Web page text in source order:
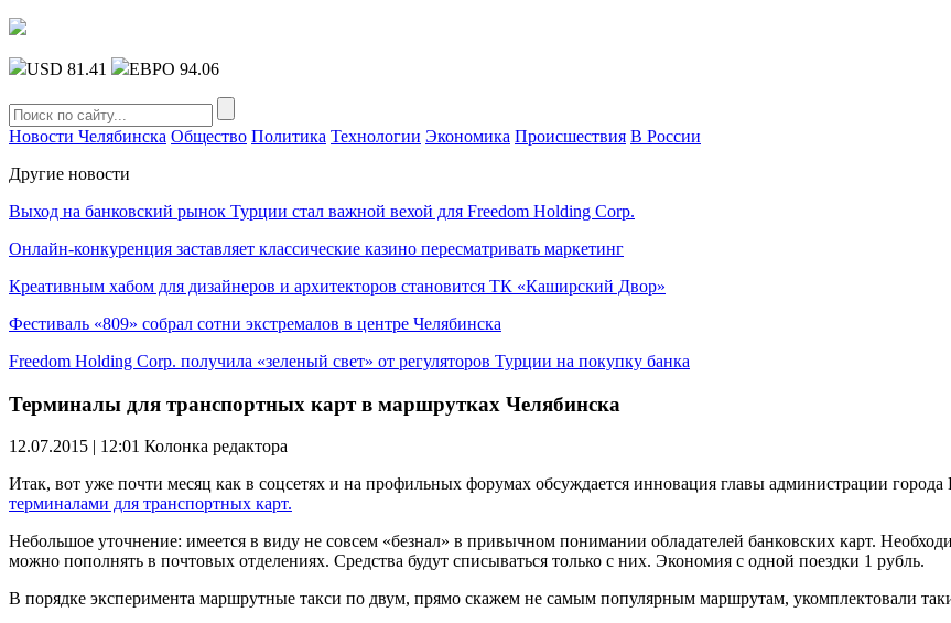
USD 81.41 ЕВРО 94.06
Новости Челябинска Общество Политика Технологии Экономика Происшествия В России
Другие новости
Выход на банковский рынок Турции стал важной вехой для Freedom Holding Corp.
Онлайн-конкуренция заставляет классические казино пересматривать маркетинг
Креативным хабом для дизайнеров и архитекторов становится ТК «Каширский Двор»
Фестиваль «809» собрал сотни экстремалов в центре Челябинска
Freedom Holding Corp. получила «зеленый свет» от регуляторов Турции на покупку банка
Терминалы для транспортных карт в маршрутках Челябинска
12.07.2015 | 12:01 Колонка редактора
Итак, вот уже почти месяц как в соцсетях и на профильных форумах обсуждается инновация главы администрации города
терминалами для транспортных карт.
Небольшое уточнение: имеется в виду не совсем «безнал» в привычном понимании обладателей банковских карт.
можно пополнять в почтовых отделениях. Средства будут списываться только с них. Экономия с одной поездки 1 рубль.
В порядке эксперимента маршрутные такси по двум, прямо скажем не самым популярным маршрутам, укомплектовали